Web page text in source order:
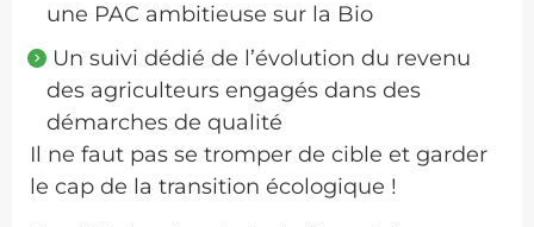
une PAC ambitieuse sur la Bio
Un suivi dédié de l’évolution du revenu
des agriculteurs engagés dans des
démarches de qualité
Il ne faut pas se tromper de cible et garder
le cap de la transition écologique !